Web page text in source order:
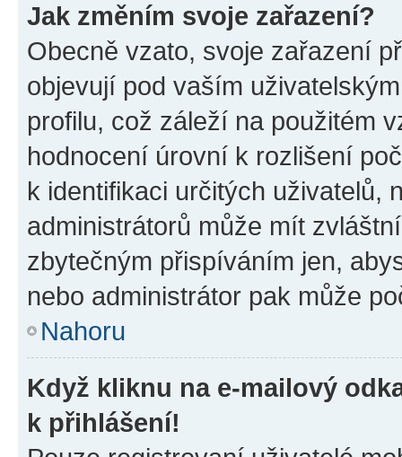
Jak změním svoje zařazení?
Obecně vzato, svoje zařazení
objevují pod vaším
profilu, což záleží na použitém
hodnocení úrovní k rozlišení
k identifikaci určitých uživatelů,
administrátorů může mít
zbytečným přispíváním jen,
nebo administrátor pak může
Nahoru
Když kliknu na e-mailový
k přihlášení!